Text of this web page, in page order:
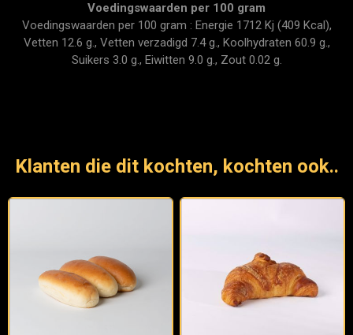
Voedingswaarden per 100 gram
Voedingswaarden per 100 gram : Energie 1712 Kj (409 Kcal),
Vetten 12.6 g., Vetten verzadigd 7.4 g., Koolhydraten 60.9 g.,
Suikers 3.0 g., Eiwitten 9.0 g., Zout 0.02 g.
Klanten die dit kochten, kochten ook..